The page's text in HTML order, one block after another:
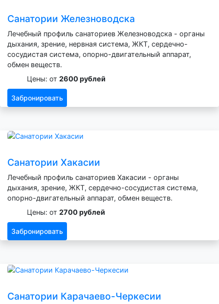
Санатории Железноводска
Лечебный профиль санаториев Железноводска - органы
дыхания, зрение, нервная система, ЖКТ, сердечно-
сосудистая система, опорно-двигательный аппарат,
обмен веществ.
Цены: от 2600 рублей
Забронировать
Санатории Хакасии
Лечебный профиль санаториев Хакасии - органы
дыхания, зрение, ЖКТ, сердечно-сосудистая система,
опорно-двигательный аппарат, обмен веществ.
Цены: от 2700 рублей
Забронировать
Санатории Карачаево-Черкесии